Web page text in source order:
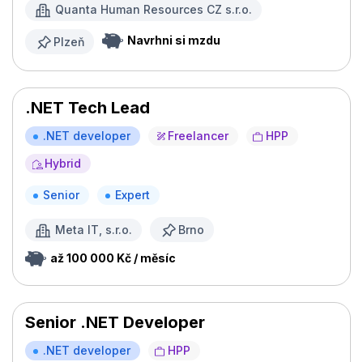
Quanta Human Resources CZ s.r.o.
Plzeň Navrhni si mzdu
.NET Tech Lead
.NET developer Freelancer
HPP
Hybrid
Senior Expert
Meta IT, s.r.o. Brno
až 100 000 Kč / měsíc
Senior .NET Developer
.NET developer HPP